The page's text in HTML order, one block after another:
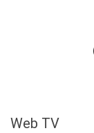
Web TV